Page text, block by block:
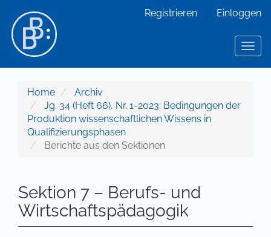
Hauptinhalt
Sidebar
Registrieren Einloggen
Home
Archiv
Jg. 34 (Heft 66), Nr. 1-2023: Bedingungen der
Produktion wissenschaftlichen Wissens in
Qualifizierungsphasen
Berichte aus den Sektionen
Sektion 7 – Berufs- und
Wirtschaftspädagogik